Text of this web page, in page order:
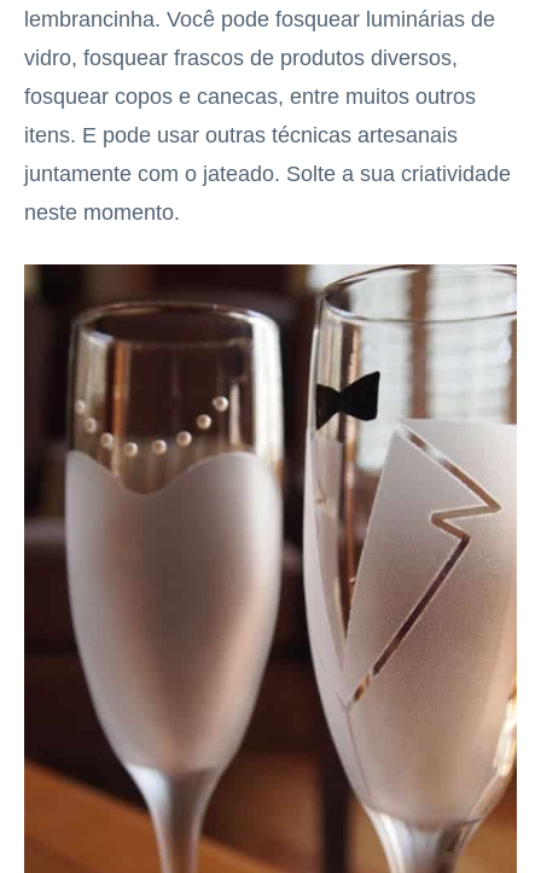
lembrancinha. Você pode fosquear luminárias de
vidro, fosquear frascos de produtos diversos,
fosquear copos e canecas, entre muitos outros
itens. E pode usar outras técnicas artesanais
juntamente com o jateado. Solte a sua criatividade
neste momento.